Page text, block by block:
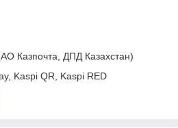
Казпочта, ДПД Казахстан)
Kaspi QR, Kaspi RED